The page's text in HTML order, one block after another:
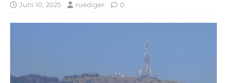
Juni 10, 2025 ruediger 0